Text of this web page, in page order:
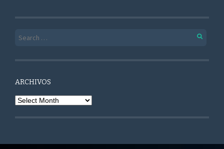
Search for:
ARCHIVOS
Archivos